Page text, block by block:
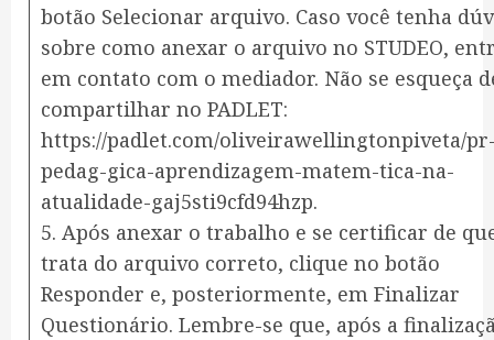
botão Selecionar arquivo. Caso você tenha
sobre como anexar o arquivo no STUDEO,
em contato com o mediador. Não se esqueça
compartilhar no PADLET:
https://padlet.com/oliveirawellingtonpiveta/
pedag-gica-aprendizagem-matem-tica-na-
atualidade-gaj5sti9cfd94hzp.
5. Após anexar o trabalho e se certificar de
trata do arquivo correto, clique no botão
Responder e, posteriormente, em Finalizar
Questionário. Lembre-se que, após a